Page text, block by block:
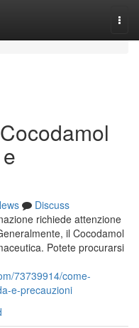
Discuss
richiede attenzione
il Cocodamol
Potete procurarsi
73739914/come-
e-precauzioni